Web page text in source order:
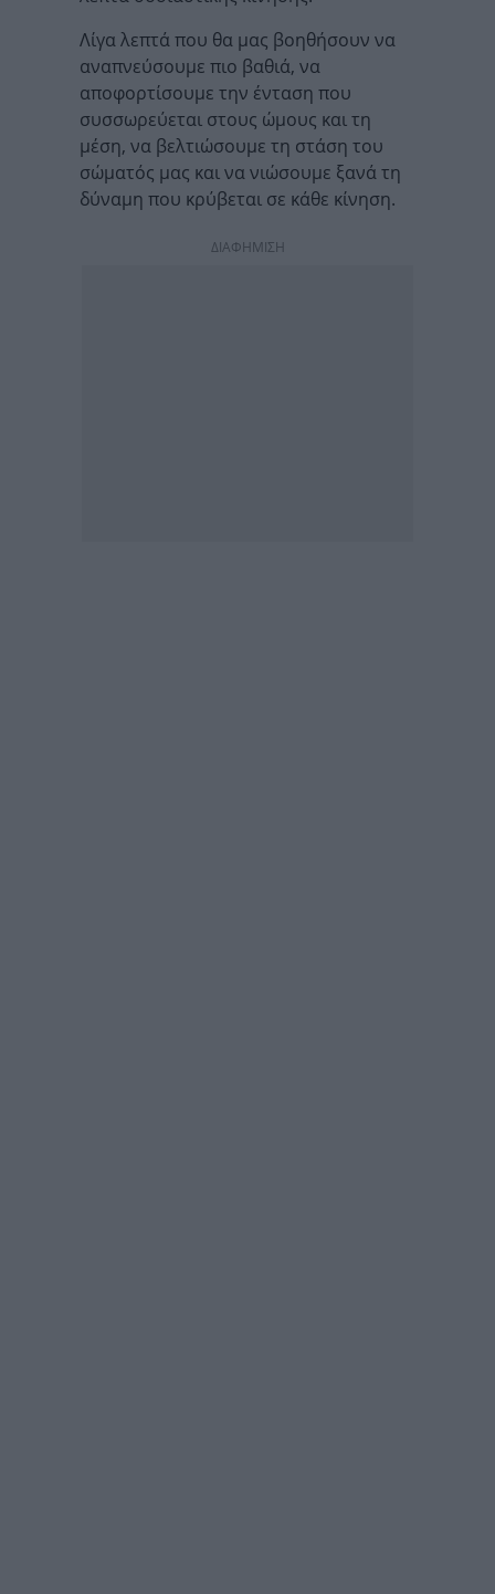
Λίγα λεπτά που θα μας βοηθήσουν να
αναπνεύσουμε πιο βαθιά, να
αποφορτίσουμε την ένταση που
συσσωρεύεται στους ώμους και τη
μέση, να βελτιώσουμε τη στάση του
σώματός μας και να νιώσουμε ξανά τη
δύναμη που κρύβεται σε κάθε κίνηση.
ΔΙΑΦΗΜΙΣΗ